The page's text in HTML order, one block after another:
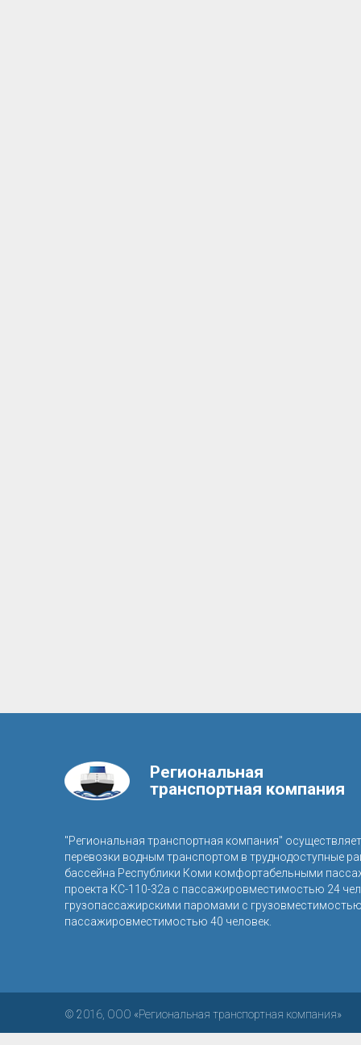
Региональная
транспортная компания
"Региональная транспортная компания"
перевозки водным транспортом в труднодоступные
бассейна Республики Коми комфортабельными
проекта КС-110-32а с пассажировместимостью 24
грузопассажирскими паромами с
пассажировместимостью 40 человек.
© 2016, ООО «Региональная транспортная компания»